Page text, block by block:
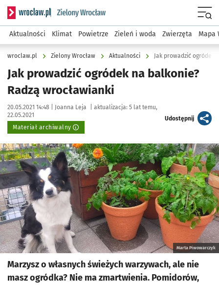
Serwis informacyjny wroclaw.pl podserwis: Środowisko we
Aktualności Klimat Powietrze Zieleń i woda Zwierzęta Mapa
wroclaw.pl Zielony Wrocław Aktualności Jak prowadzić ogródek
Jak prowadzić ogródek na balkonie?
Radzą wrocławianki
Data publikacji:
20.05.2021 14:48 | Autor:
Joanna Leja aktualizacja: 5 lat temu,
22.05.2021
Materiał archiwalny
Udostępnijartykuł
Kliknij, aby powiększyć
Marta Piwowarczyk
Marzysz o własnych świeżych warzywach, ale nie
masz ogródka? Nie ma zmartwienia. Pomidorów,